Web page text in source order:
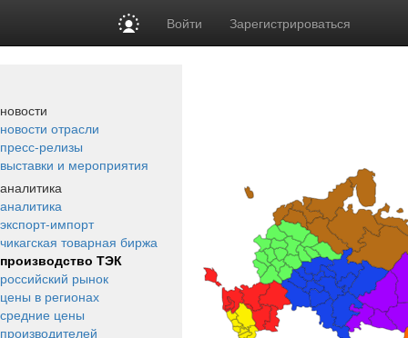
Войти Зарегистрироваться
новости
новости отрасли
пресс-релизы
выставки и мероприятия
аналитика
аналитика
экспорт-импорт
чикагская товарная биржа
производство ТЭК
российский рынок
цены в регионах
средние цены
производителей